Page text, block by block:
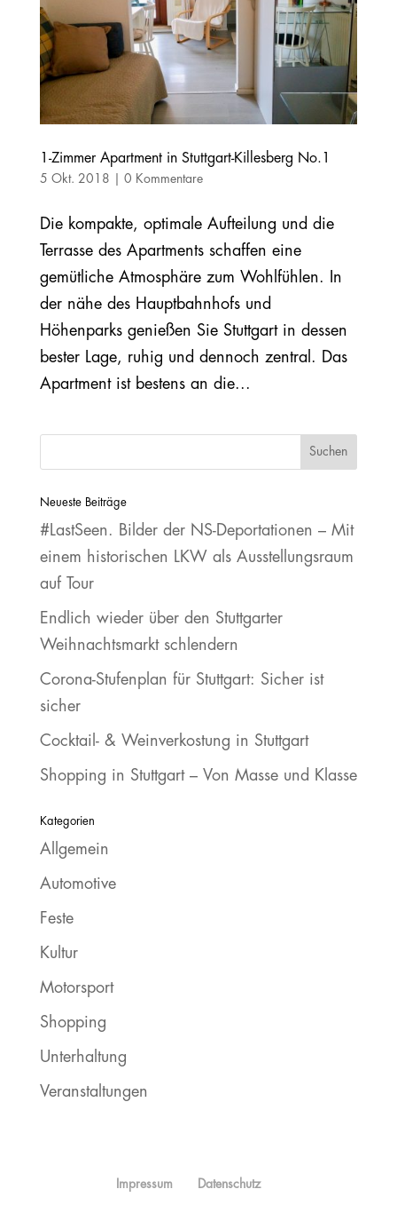
1-Zimmer Apartment in Stuttgart-Killesberg No.1
5 Okt. 2018 0 Kommentare
Die kompakte, optimale Aufteilung und die
Terrasse des Apartments schaffen eine
gemütliche Atmosphäre zum Wohlfühlen. In
der nähe des Hauptbahnhofs und
Höhenparks genießen Sie Stuttgart in dessen
bester Lage, ruhig und dennoch zentral. Das
Apartment ist bestens an die...
Neueste Beiträge
#LastSeen. Bilder der NS‐Deportationen – Mit
einem historischen LKW als Ausstellungsraum
auf Tour
Endlich wieder über den Stuttgarter
Weihnachtsmarkt schlendern
Corona-Stufenplan für Stuttgart: Sicher ist
sicher
Cocktail- & Weinverkostung in Stuttgart
Shopping in Stuttgart – Von Masse und Klasse
Kategorien
Allgemein
Automotive
Feste
Kultur
Motorsport
Shopping
Unterhaltung
Veranstaltungen
Impressum Datenschutz